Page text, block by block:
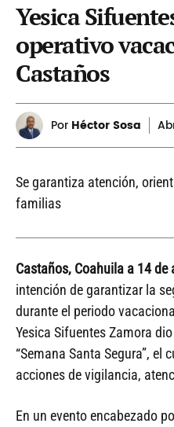
Yesica
operativo
Castaños
Por Héctor Sosa
Se garantiza atención,
familias
Castaños, Coahuila a 14 de
intención de garantizar la
durante el periodo
Yesica Sifuentes Zamora
“Semana Santa Segura”,
acciones de vigilancia,
En un evento encabezado